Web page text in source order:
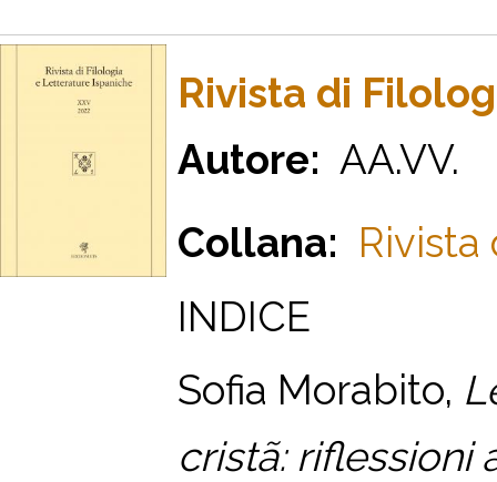
Rivista di
Autore: AA.VV.
Collana:
INDICE
Sofia Morabito,
cristã: riflessioni